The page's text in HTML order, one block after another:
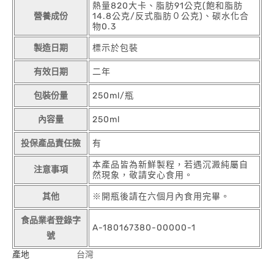
營養成份
熱量820大卡、脂肪91公克(飽和脂肪
14.8公克/反式脂肪０公克)、碳水化合
物0.3
製造日期 標示於包裝
有效日期 二年
包裝份量 250ml/瓶
內容量 250ml
投保產品責任險 有
注意事項
本產品皆為新鮮製程，若遇沉澱純屬自
然現象，敬請安心食用。
其他 ※開瓶後請在六個月內食用完畢。
食品業者登錄字
號
A-180167380-00000-1
產地 台灣